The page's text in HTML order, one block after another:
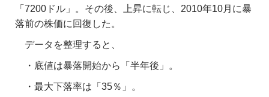
「7200ドル」。その後、上昇に転じ、2010年10月に暴
落前の株価に回復した。
データを整理すると、
・底値は暴落開始から「半年後」。
・最大下落率は「35％」。